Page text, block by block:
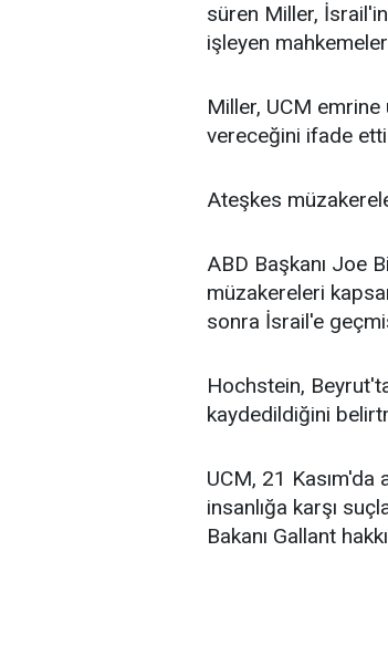
süren Miller,
işleyen
Miller, UCM emrine
vereceğini ifade
Ateşkes
ABD Başkanı Joe
müzakereleri
sonra İsrail'e
Hochstein,
kaydedildiğini
UCM, 21 Kasım'da
insanlığa karşı
Bakanı Gallant